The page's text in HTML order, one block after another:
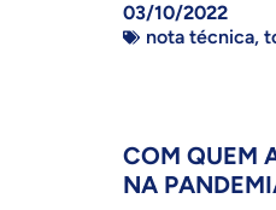
03/10/2022
nota técnica,
COM QUEM
NA